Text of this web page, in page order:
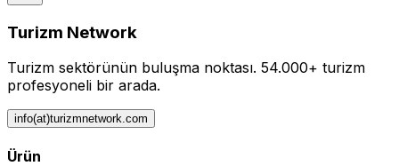
Turizm Network
Turizm sektörünün buluşma noktası. 54.000+ turizm
profesyoneli bir arada.
info(at)turizmnetwork.com
Ürün